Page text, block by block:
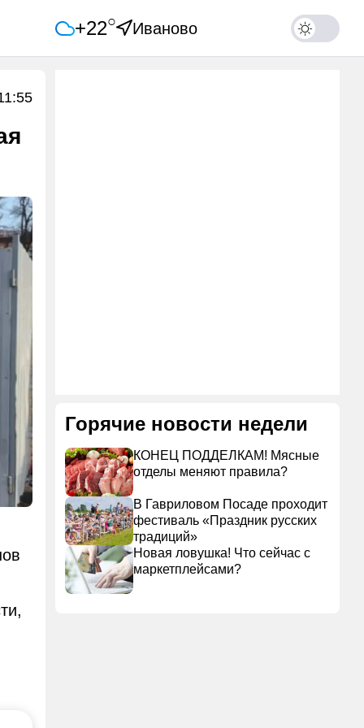
+22○ Иваново
Горячие новости недели
КОНЕЦ ПОДДЕЛКАМ! Мясные
отделы меняют правила?
В Гавриловом Посаде проходит
фестиваль «Праздник русских
традиций»
Новая ловушка! Что сейчас с
маркетплейсами?